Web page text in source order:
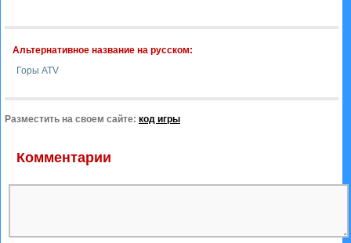
Альтернативное название на русском:
Горы ATV
Разместить на своем сайте: код игры
Комментарии